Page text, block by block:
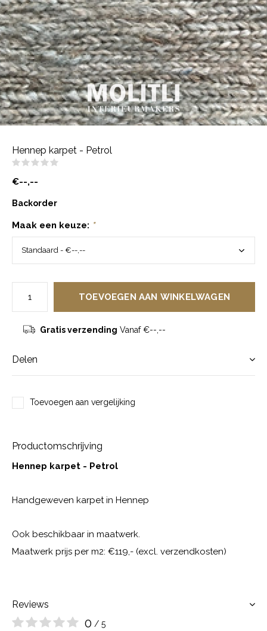
Hennep karpet - Petrol
€--,--
Backorder
Maak een keuze: *
TOEVOEGEN AAN WINKELWAGEN
Gratis verzending Vanaf €--,--
Delen
Toevoegen aan vergelijking
Productomschrijving
Hennep karpet - Petrol
Handgeweven karpet in Hennep
Ook beschikbaar in maatwerk.
Maatwerk prijs per m2: €119,- (excl. verzendkosten)
Reviews
0 / 5